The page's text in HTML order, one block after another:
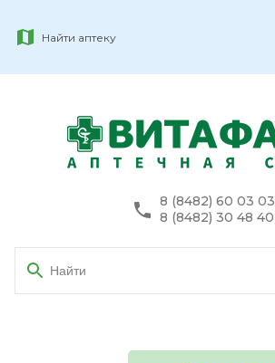
Найти аптеку
8 (8482) 60 03 03
8 (8482) 30 48 40